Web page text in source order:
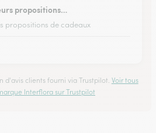
propositions…
propositions de cadeaux
d'avis clients fourni via Trustpilot. Voir tous
Interflora sur Trustpilot